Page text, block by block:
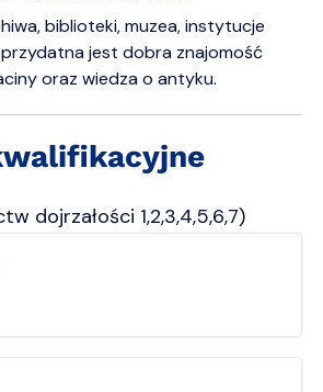
biblioteki, muzea, instytucje
jest dobra znajomość
oraz wiedza o antyku.
dojrzałości 1,2,3,4,5,6,7)